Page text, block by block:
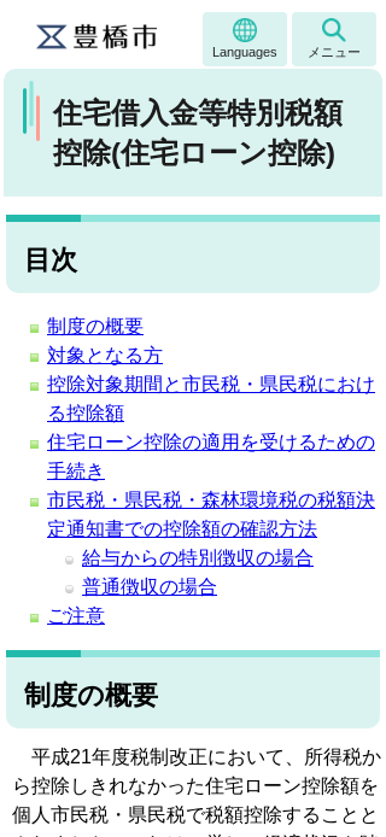
Languages メニュー
住宅借入金等特別税額
控除(住宅ローン控除)
目次
制度の概要
対象となる方
控除対象期間と市民税・県民税におけ
る控除額
住宅ローン控除の適用を受けるための
手続き
市民税・県民税・森林環境税の税額決
定通知書での控除額の確認方法
給与からの特別徴収の場合
普通徴収の場合
ご注意
制度の概要
平成21年度税制改正において、所得税か
ら控除しきれなかった住宅ローン控除額を
個人市民税・県民税で税額控除することと